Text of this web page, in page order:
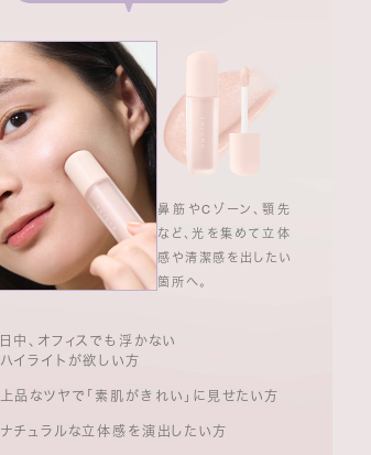
鼻筋やCゾーン、顎先
など、光を集めて立体
感や清潔感を出したい
箇所へ。
日中、オフィスでも浮かない
ハイライトが欲しい方
上品なツヤで「素肌がきれい」に見せたい方
ナチュラルな立体感を演出したい方